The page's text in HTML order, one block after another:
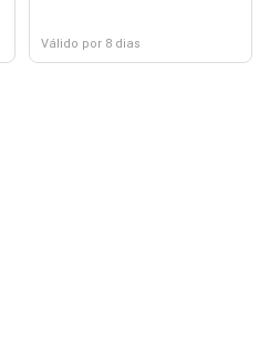
Válido por 8 dias